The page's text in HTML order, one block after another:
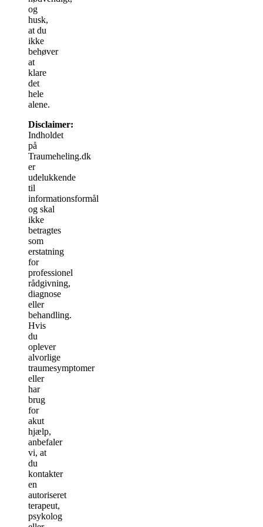
og
husk,
at du
ikke
behøver
at
klare
det
hele
alene.
Disclaimer:
Indholdet
på
Traumeheling.dk
er
udelukkende
til
informationsformål
og skal
ikke
betragtes
som
erstatning
for
professionel
rådgivning,
diagnose
eller
behandling.
Hvis
du
oplever
alvorlige
traumesymptomer
eller
har
brug
for
akut
hjælp,
anbefaler
vi, at
du
kontakter
en
autoriseret
terapeut,
psykolog